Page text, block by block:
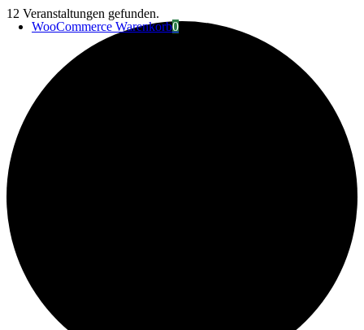
Zum
InhaltWooCommerce Warenkorb0
12 Veranstaltungen gefunden.